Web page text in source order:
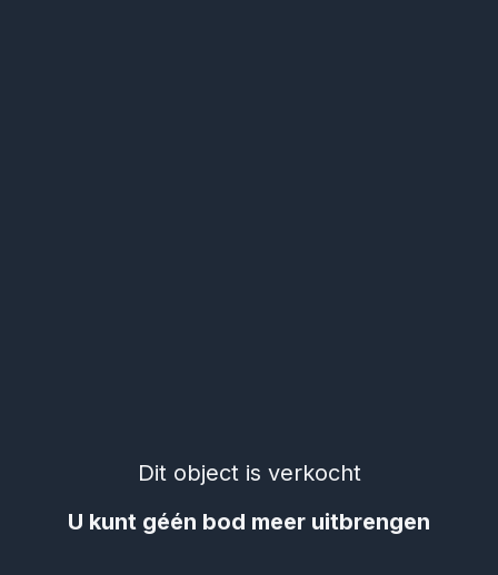
Dit object is verkocht
U kunt géén bod meer uitbrengen